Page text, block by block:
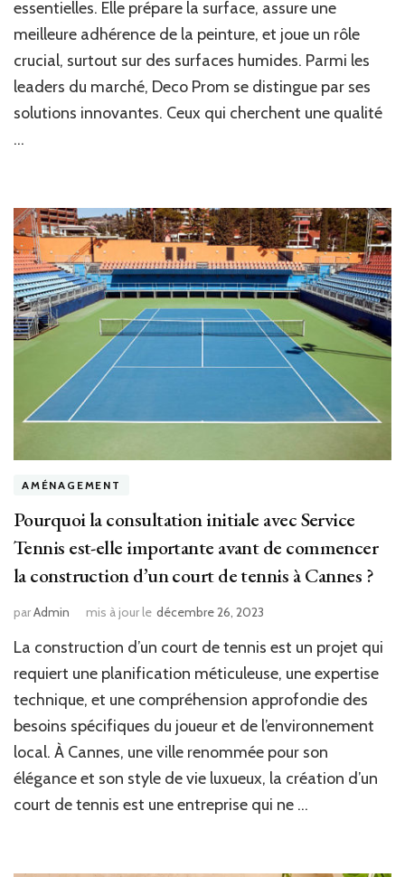
essentielles. Elle prépare la surface, assure une
meilleure adhérence de la peinture, et joue un rôle
crucial, surtout sur des surfaces humides. Parmi les
leaders du marché, Deco Prom se distingue par ses
solutions innovantes. Ceux qui cherchent une qualité
…
AMÉNAGEMENT
Pourquoi la consultation initiale avec Service
Tennis est-elle importante avant de commencer
la construction d’un court de tennis à Cannes ?
parAdmin mis à jour le décembre 26, 2023
La construction d’un court de tennis est un projet qui
requiert une planification méticuleuse, une expertise
technique, et une compréhension approfondie des
besoins spécifiques du joueur et de l’environnement
local. À Cannes, une ville renommée pour son
élégance et son style de vie luxueux, la création d’un
court de tennis est une entreprise qui ne …